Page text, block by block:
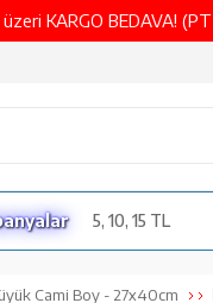
KARGO BEDAVA!
5, 10, 15 TL
Cami Boy - 27x40cm